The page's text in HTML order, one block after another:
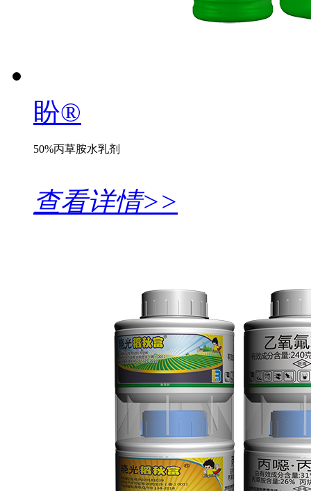
盼®
50%丙草胺水乳剂
查看详情>>